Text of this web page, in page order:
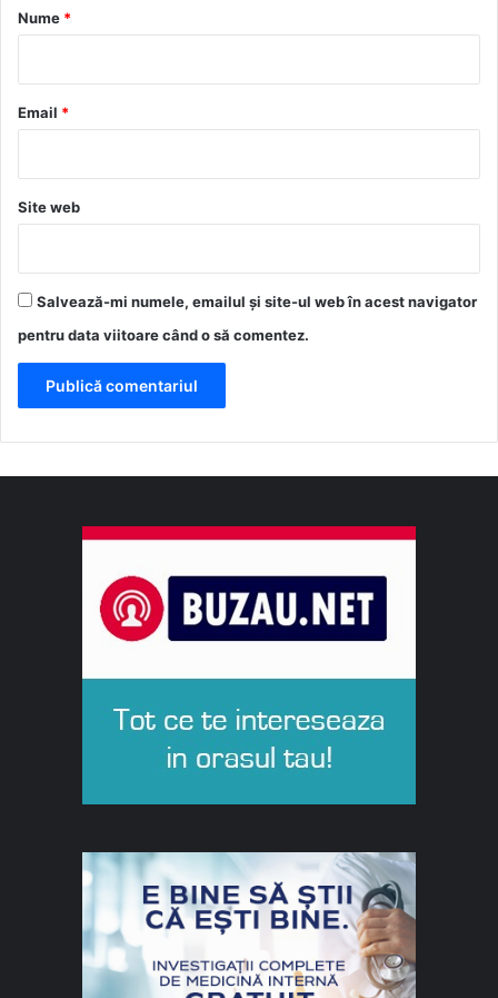
r
*
Nume *
Email *
Site web
Salvează-mi numele, emailul și site-ul web în acest navigator
pentru data viitoare când o să comentez.